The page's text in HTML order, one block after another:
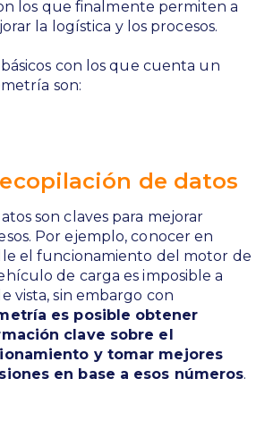
los que finalmente permiten a
la logística y los procesos.
con los que cuenta un
son:
de datos
son claves para mejorar
Por ejemplo, conocer en
el funcionamiento del motor de
de carga es imposible a
vista, sin embargo con
es posible obtener
clave sobre el
y tomar mejores
en base a esos números.